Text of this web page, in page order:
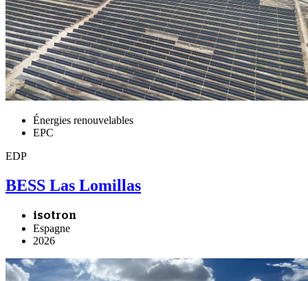
Énergies renouvelables
EPC
EDP
BESS Las Lomillas
isotron
Espagne
2026